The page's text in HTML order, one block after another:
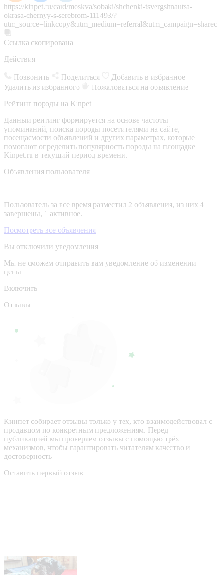
https://kinpet.ru/card/moskva/sobaki/shchenki-tsvergshnautsa-
okrasa-chernyy-s-serebrom-111493/?
Ссылка скопирована
Действия
Позвонить Поделиться
Добавить в избранное
Удалить из избранного
Пожаловаться на объявление
Рейтинг породы на Kinpet
Данный рейтинг формируется на основе частоты
упоминаний, поиска породы посетителями на сайте,
посещаемости объявлений и других параметрах, которые
помогают определить популярность породы на площадке
Kinpet.ru в текущий период времени.
Объявления пользователя
Пользователь за все время разместил 2 объявления, из них 4
завершены, 1 активное.
Посмотреть все объявления
Вы отключили уведомления
Мы не сможем отправить вам уведомление об изменении
цены
Включить
Отзывы
Кинпет собирает отзывы только у тех, кто взаимодействовал с
продавцом по конкретным предложениям. Перед
публикацией мы проверяем отзывы с помощью трёх
механизмов, чтобы гарантировать читателям качество и
достоверность
Оставить первый отзыв